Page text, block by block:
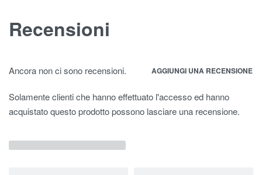
Recensioni
Ancora non ci sono recensioni. AGGIUNGI UNA RECENSIONE
Solamente clienti che hanno effettuato l'accesso ed hanno
acquistato questo prodotto possono lasciare una recensione.